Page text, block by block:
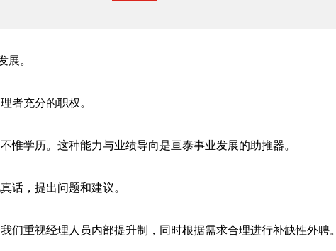
。
充分的职权。
学历。这种能力与业绩导向是亘泰事业发展的助推器。
，提出问题和建议。
重视经理人员内部提升制，同时根据需求合理进行补缺性外聘。